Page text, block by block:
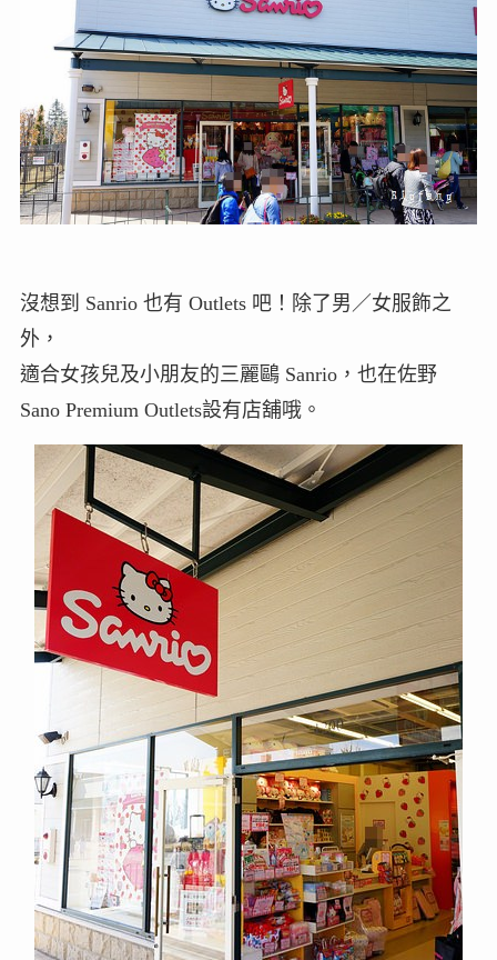
沒想到 Sanrio 也有 Outlets 吧！除了男／女服飾之
外，
適合女孩兒及小朋友的三麗鷗 Sanrio，也在佐野
Sano Premium Outlets設有店舖哦。